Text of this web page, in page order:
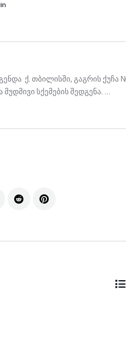
ქ. თბილისში, გაგრის ქუჩა
სქემების შედგენა. …